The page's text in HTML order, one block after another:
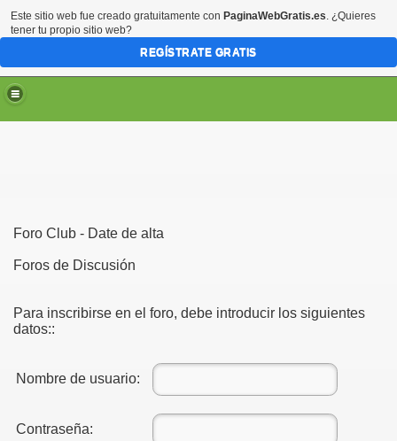
Foro Club - Date de alta
Foros de Discusión
Para inscribirse en el foro, debe introducir los siguientes
datos::
Nombre de usuario:
Contraseña:
Este sitio web fue creado gratuitamente con PaginaWebGratis.es. ¿Quieres
tener tu propio sitio web?
REGÍSTRATE GRATIS